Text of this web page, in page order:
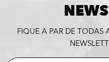
FIQUE A PAR DE TODAS